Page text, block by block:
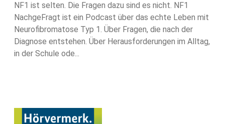
NF1 ist selten. Die Fragen dazu sind es nicht. NF1
NachgeFragt ist ein Podcast über das echte Leben mit
Neurofibromatose Typ 1. Über Fragen, die nach der
Diagnose entstehen. Über Herausforderungen im Alltag,
in der Schule ode...